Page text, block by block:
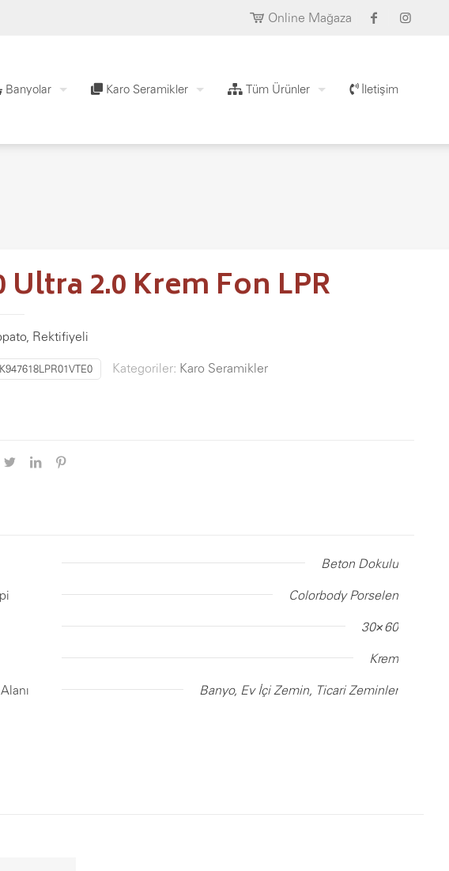
Online Mağaza
Banyolar Karo Seramikler Tüm Ürünler İletişim
Ultra 2.0 Krem Fon LPR
Rektifiyeli
K947618LPR01VTE0 Kategoriler: Karo Seramikler
Beton Dokulu
Colorbody Porselen
30×60
Krem
Banyo, Ev İçi Zemin, Ticari Zeminler